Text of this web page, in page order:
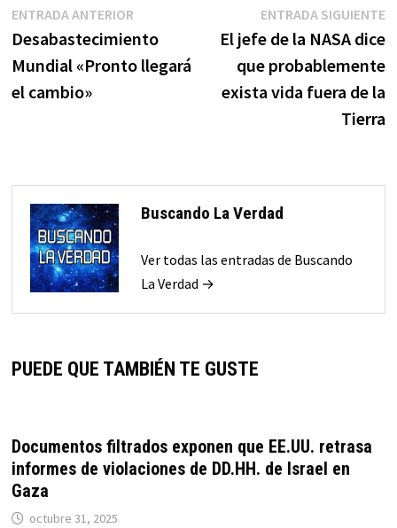
Navegación
de
entradas
ENTRADA ANTERIOREntrada
anterior:
Desabastecimiento
Mundial «Pronto llegará
el cambio»
ENTRADA SIGUIENTE
El jefe de la NASA dice
que probablemente
exista vida fuera de la
Tierra
Buscando La Verdad
Ver todas las entradas de Buscando
La Verdad →
PUEDE QUE TAMBIÉN TE GUSTE
Documentos filtrados exponen que EE.UU. retrasa
informes de violaciones de DD.HH. de Israel en
Gaza
octubre 31, 2025